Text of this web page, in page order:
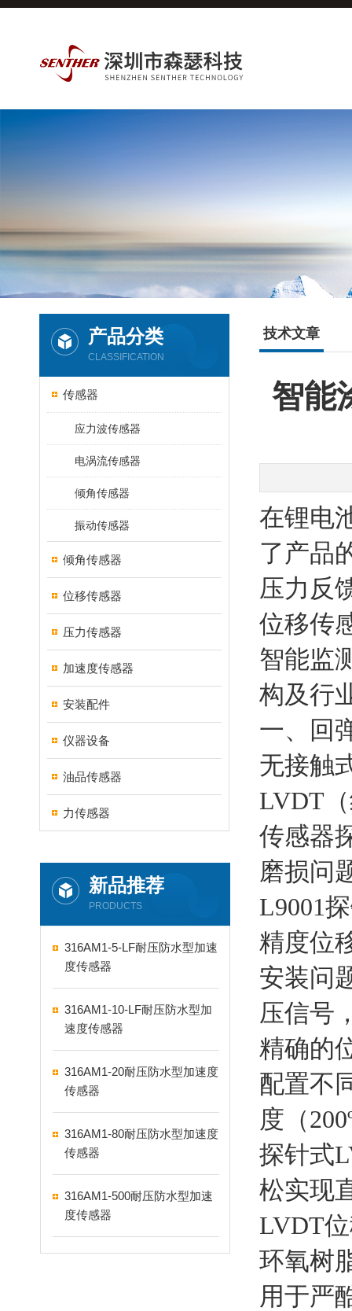
产品分类
CLASSIFICATION
传感器
应力波传感器
电涡流传感器
倾角传感器
振动传感器
倾角传感器
位移传感器
压力传感器
加速度传感器
安装配件
仪器设备
油品传感器
力传感器
新品推荐
PRODUCTS
316AM1-5-LF耐压防水型加速
度传感器
316AM1-10-LF耐压防水型加
速度传感器
316AM1-20耐压防水型加速度
传感器
316AM1-80耐压防水型加速度
传感器
316AM1-500耐压防水型加速
度传感器
技术文章
智能
在锂电
了产品
压力反
位移传
智能监
构及行
一、回
无接触
LVDT
传感器
磨损问
L9001
精度位
安装问
压信号
精确的
配置不
度（
探针式
松实现
LVDT
环氧树
用于严